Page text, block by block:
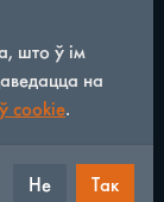
См. также
в длину.
што ў ім
на
cookie.
Не Так